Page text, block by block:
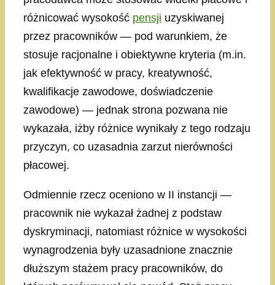
różnicować wysokość pensji uzyskiwanej
przez pracowników — pod warunkiem, że
stosuje racjonalne i obiektywne kryteria (m.in.
jak efektywność w pracy, kreatywność,
kwalifikacje zawodowe, doświadczenie
zawodowe) — jednak strona pozwana nie
wykazała, iżby różnice wynikały z tego rodzaju
przyczyn, co uzasadnia zarzut nierówności
płacowej.
Odmiennie rzecz oceniono w II instancji —
pracownik nie wykazał żadnej z podstaw
dyskryminacji, natomiast różnice w wysokości
wynagrodzenia były uzasadnione znacznie
dłuższym stażem pracy pracowników, do